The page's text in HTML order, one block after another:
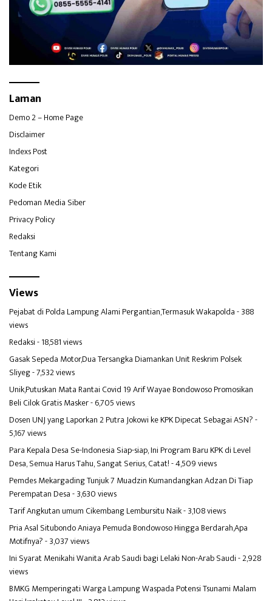
Laman
Demo 2 – Home Page
Disclaimer
Indexs Post
Kategori
Kode Etik
Pedoman Media Siber
Privacy Policy
Redaksi
Tentang Kami
Views
Pejabat di Polda Lampung Alami Pergantian,Termasuk Wakapolda- 388
views
Redaksi- 18,581 views
Gasak Sepeda Motor,Dua Tersangka Diamankan Unit Reskrim Polsek
Sliyeg- 7,532 views
Unik,Putuskan Mata Rantai Covid 19 Arif Wayae Bondowoso Promosikan
Beli Cilok Gratis Masker- 6,705 views
Dosen UNJ yang Laporkan 2 Putra Jokowi ke KPK Dipecat Sebagai ASN?-
5,167 views
Para Kepala Desa Se-Indonesia Siap-siap, Ini Program Baru KPK di Level
Desa, Semua Harus Tahu, Sangat Serius, Catat!- 4,509 views
Pemdes Mekargading Tunjuk 7 Muadzin Kumandangkan Adzan Di Tiap
Perempatan Desa- 3,630 views
Tarif Angkutan umum Cikembang Lembursitu Naik- 3,108 views
Pria Asal Situbondo Aniaya Pemuda Bondowoso Hingga Berdarah,Apa
Motifnya?- 3,037 views
Ini Syarat Menikahi Wanita Arab Saudi bagi Lelaki Non-Arab Saudi- 2,928
views
BMKG Memperingati Warga Lampung Waspada Potensi Tsunami Malam